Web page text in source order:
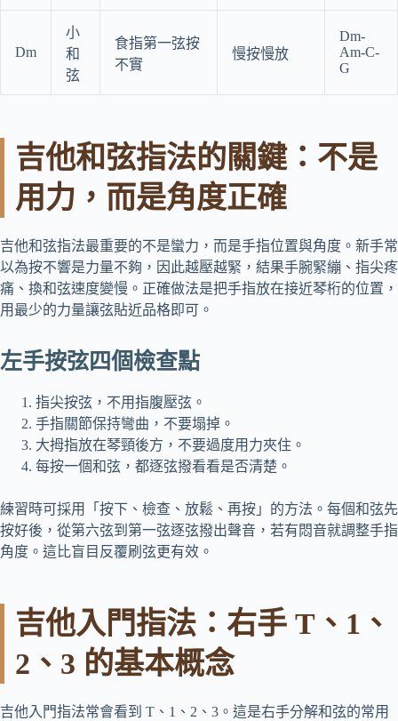
Dm
小
和
弦
食指第一弦按
不實
慢按慢放
Dm-
Am-C-
G
吉他和弦指法的關鍵：不是
用力，而是角度正確
吉他和弦指法最重要的不是蠻力，而是手指位置與角度。新手常
以為按不響是力量不夠，因此越壓越緊，結果手腕緊繃、指尖疼
痛、換和弦速度變慢。正確做法是把手指放在接近琴桁的位置，
用最少的力量讓弦貼近品格即可。
左手按弦四個檢查點
指尖按弦，不用指腹壓弦。
手指關節保持彎曲，不要塌掉。
大拇指放在琴頸後方，不要過度用力夾住。
每按一個和弦，都逐弦撥看看是否清楚。
練習時可採用「按下、檢查、放鬆、再按」的方法。每個和弦先
按好後，從第六弦到第一弦逐弦撥出聲音，若有悶音就調整手指
角度。這比盲目反覆刷弦更有效。
吉他入門指法：右手 T、1、
2、3 的基本概念
吉他入門指法常會看到 T、1、2、3。這是右手分解和弦的常用